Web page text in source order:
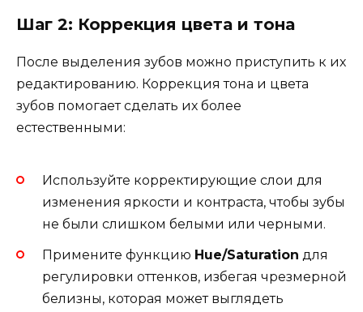
Шаг 2: Коррекция цвета и тона
После выделения зубов можно приступить к их
редактированию. Коррекция тона и цвета
зубов помогает сделать их более
естественными:
Используйте корректирующие слои для
изменения яркости и контраста, чтобы зубы
не были слишком белыми или черными.
Примените функцию Hue/Saturation для
регулировки оттенков, избегая чрезмерной
белизны, которая может выглядеть